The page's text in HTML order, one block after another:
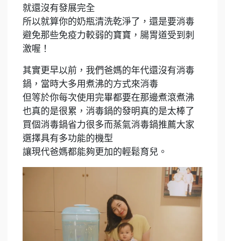
就還沒有發展完全
所以就算你的奶瓶清洗乾淨了，還是要消毒
避免那些免疫力較弱的寶寶，腸胃道受到刺
激喔！
其實更早以前，我們爸媽的年代還沒有消毒
鍋，當時大多用煮沸的方式來消毒
但等於你每次使用完畢都要在那邊煮滾煮沸
也真的是很累，消毒鍋的發明真的是太棒了
買個消毒鍋省力很多而蒸氣消毒鍋推薦大家
選擇具有多功能的機型
讓現代爸媽都能夠更加的輕鬆育兒。